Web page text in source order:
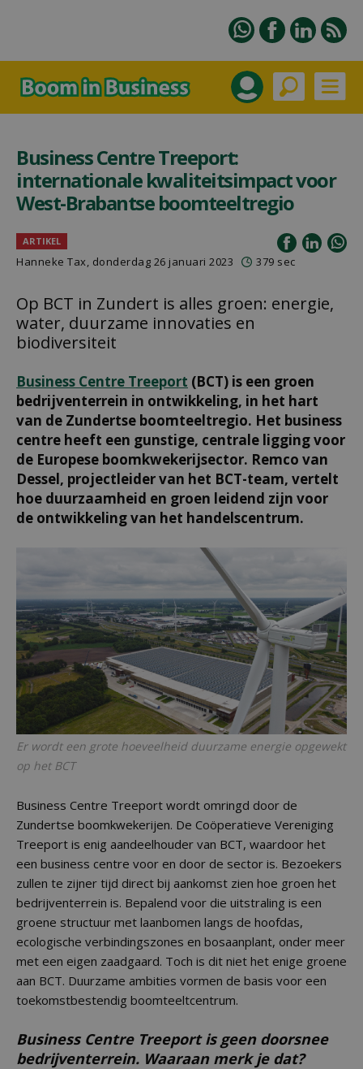
Business Centre Treeport:
internationale kwaliteitsimpact voor
West-Brabantse boomteeltregio
ARTIKEL
Hanneke Tax, donderdag 26 januari 2023 379 sec
Op BCT in Zundert is alles groen: energie,
water, duurzame innovaties en
biodiversiteit
Business Centre Treeport (BCT) is een groen
bedrijventerrein in ontwikkeling, in het hart
van de Zundertse boomteeltregio. Het business
centre heeft een gunstige, centrale ligging voor
de Europese boomkwekerijsector. Remco van
Dessel, projectleider van het BCT-team, vertelt
hoe duurzaamheid en groen leidend zijn voor
de ontwikkeling van het handelscentrum.
Er wordt een grote hoeveelheid duurzame energie opgewekt
op het BCT
Business Centre Treeport wordt omringd door de
Zundertse boomkwekerijen. De Coöperatieve Vereniging
Treeport is enig aandeelhouder van BCT, waardoor het
een business centre voor en door de sector is. Bezoekers
zullen te zijner tijd direct bij aankomst zien hoe groen het
bedrijventerrein is. Bepalend voor die uitstraling is een
groene structuur met laanbomen langs de hoofdas,
ecologische verbindingszones en bosaanplant, onder meer
met een eigen zaadgaard. Toch is dit niet het enige groene
aan BCT. Duurzame ambities vormen de basis voor een
toekomstbestendig boomteeltcentrum.
Business Centre Treeport is geen doorsnee
bedrijventerrein. Waaraan merk je dat?